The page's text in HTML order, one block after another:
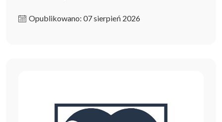
Opublikowano: 07 sierpień 2026